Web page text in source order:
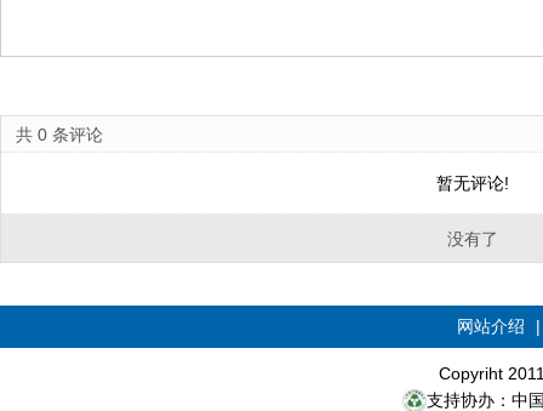
共 0 条评论
暂无评论!
没有了
网站介绍
Copyriht
支持协办：中